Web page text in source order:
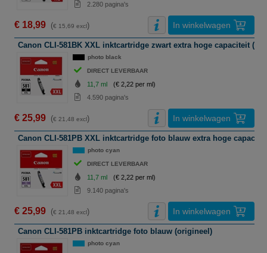
2.280 pagina's
€ 18,99 (€ 15,69 excl) In winkelwagen
Canon CLI-581BK XXL inktcartridge zwart extra hoge capaciteit
photo black
DIRECT LEVERBAAR
11,7 ml
(€ 2,22 per ml)
4.590 pagina's
€ 25,99 (€ 21,48 excl) In winkelwagen
Canon CLI-581PB XXL inktcartridge foto blauw extra hoge
photo cyan
DIRECT LEVERBAAR
11,7 ml
(€ 2,22 per ml)
9.140 pagina's
€ 25,99 (€ 21,48 excl) In winkelwagen
Canon CLI-581PB inktcartridge foto blauw (origineel)
photo cyan